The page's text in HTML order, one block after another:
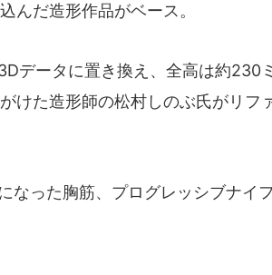
んだ造形作品がベース。
データに置き換え、全高は約230
けた造形師の松村しのぶ氏がリフ
なった胸筋、プログレッシブナイ